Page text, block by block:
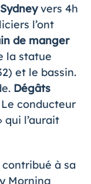
vers 4h
l’ont
de manger
la statue
et le bassin.
Dégâts
conducteur
qui l’aurait
à sa
Morning